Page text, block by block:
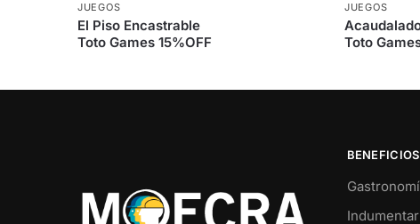
JUEGOS
El Piso Encastrable
Toto Games 15%OFF
JUEGOS
Toto
BENEFICIOS